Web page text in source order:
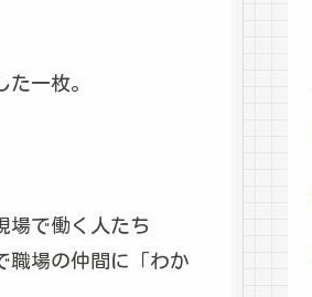
一枚。
場で働く人たち
場の仲間に「わか